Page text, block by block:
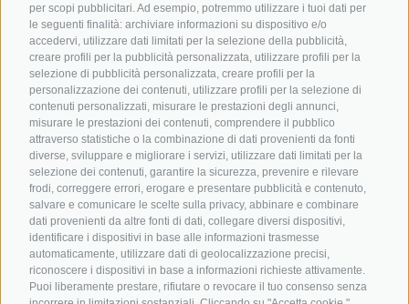
per scopi pubblicitari. Ad esempio, potremmo utilizzare i tuoi dati per
le seguenti finalità: archiviare informazioni su dispositivo e/o
accedervi, utilizzare dati limitati per la selezione della pubblicità,
creare profili per la pubblicità personalizzata, utilizzare profili per la
selezione di pubblicità personalizzata, creare profili per la
personalizzazione dei contenuti, utilizzare profili per la selezione di
contenuti personalizzati, misurare le prestazioni degli annunci,
misurare le prestazioni dei contenuti, comprendere il pubblico
attraverso statistiche o la combinazione di dati provenienti da fonti
diverse, sviluppare e migliorare i servizi, utilizzare dati limitati per la
selezione dei contenuti, garantire la sicurezza, prevenire e rilevare
frodi, correggere errori, erogare e presentare pubblicità e contenuto,
salvare e comunicare le scelte sulla privacy, abbinare e combinare
dati provenienti da altre fonti di dati, collegare diversi dispositivi,
identificare i dispositivi in base alle informazioni trasmesse
automaticamente, utilizzare dati di geolocalizzazione precisi,
riconoscere i dispositivi in base a informazioni richieste attivamente.
Puoi liberamente prestare, rifiutare o revocare il tuo consenso senza
Hot Deals
Bike & Work
Adige
Ciclabili in Alto Adige
Scuole bike
Tutti i tour
Catalogo
info@bikehotels.it
ISCRIVITI ALLA NOSTRA NEWSLETTER